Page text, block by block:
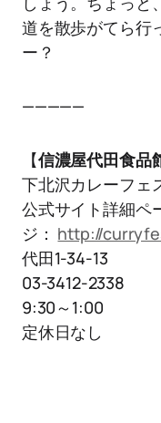
道を散歩がてら行
ー？
—————
【信濃屋代田食品
下北沢カレーフェ
公式サイト詳細ペ
ジ： http://
代田1-34-13
03-3412-2338
9:30～1:00
定休日なし